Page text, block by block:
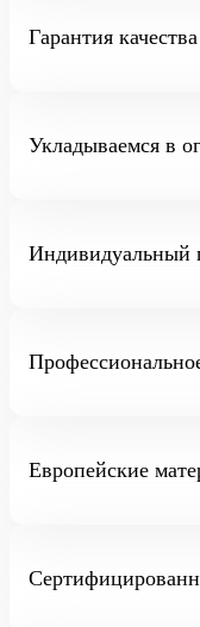
Гарантия качества
Укладываемся в
Индивидуальный
Европейские